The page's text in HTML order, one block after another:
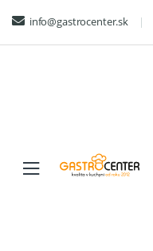
navigation
content
info@gastrocenter.sk